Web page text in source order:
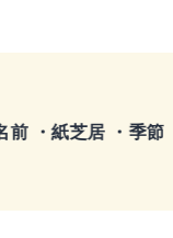
・季節 ・かるた